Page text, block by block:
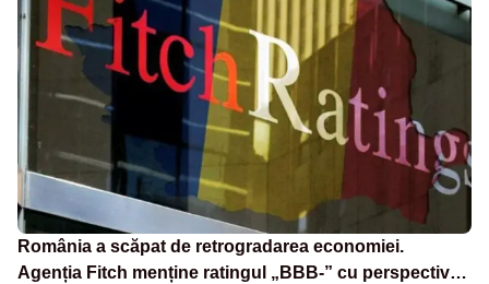
România a scăpat de retrogradarea economiei.
Agenția Fitch menține ratingul „BBB-” cu perspectivă